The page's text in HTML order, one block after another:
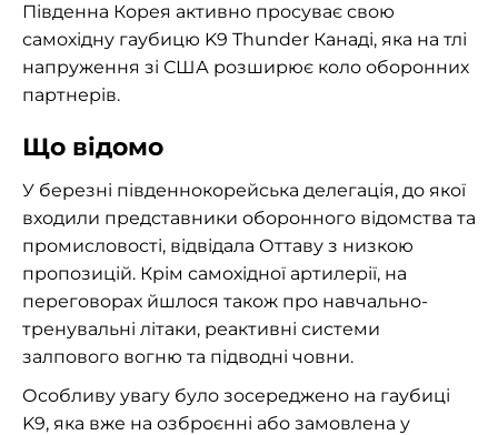
Південна Корея активно просуває свою
самохідну гаубицю K9 Thunder Канаді, яка на тлі
напруження зі США розширює коло оборонних
партнерів.
Що відомо
У березні південнокорейська делегація, до якої
входили представники оборонного відомства та
промисловості, відвідала Оттаву з низкою
пропозицій. Крім самохідної артилерії, на
переговорах йшлося також про навчально-
тренувальні літаки, реактивні системи
залпового вогню та підводні човни.
Особливу увагу було зосереджено на гаубиці
K9, яка вже на озброєнні або замовлена у